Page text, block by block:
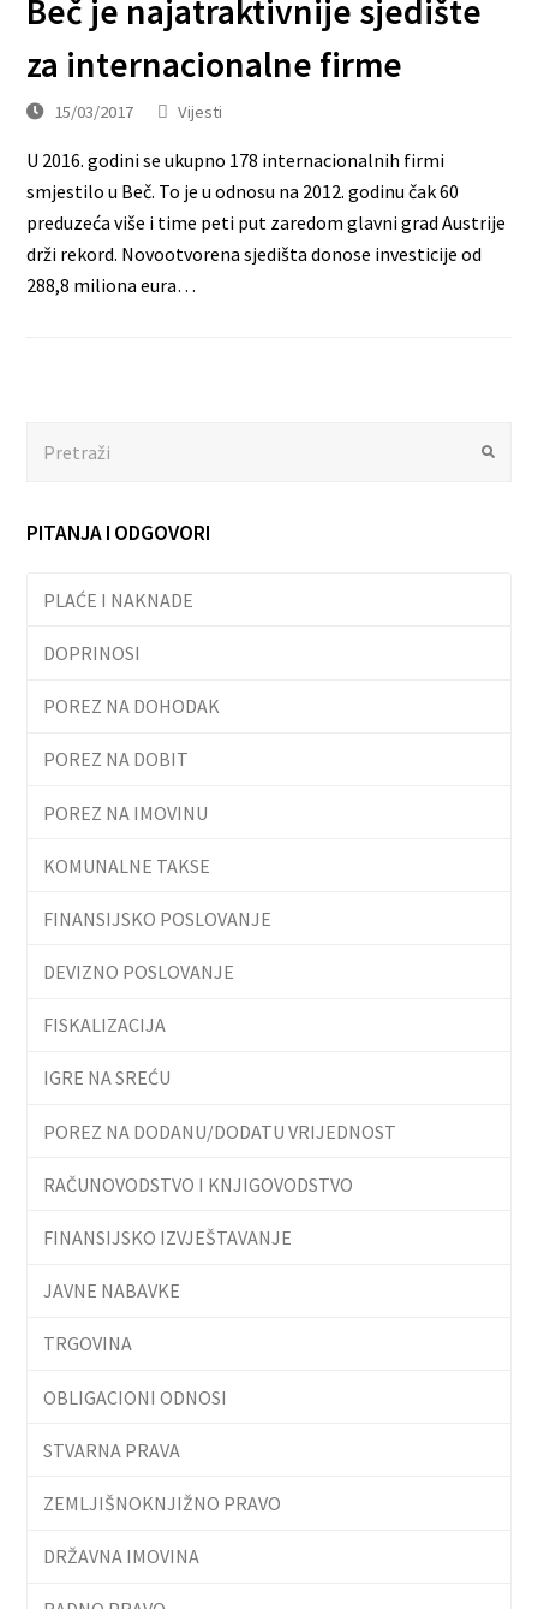
Beč je najatraktivnije sjedište
za internacionalne firme
15/03/2017 Vijesti
U 2016. godini se ukupno 178 internacionalnih firmi
smjestilo u Beč. To je u odnosu na 2012. godinu čak 60
preduzeća više i time peti put zaredom glavni grad Austrije
drži rekord. Novootvorena sjedišta donose investicije od
288,8 miliona eura…
Submit
PITANJA I ODGOVORI
PLAĆE I NAKNADE
DOPRINOSI
POREZ NA DOHODAK
POREZ NA DOBIT
POREZ NA IMOVINU
KOMUNALNE TAKSE
FINANSIJSKO POSLOVANJE
DEVIZNO POSLOVANJE
FISKALIZACIJA
IGRE NA SREĆU
POREZ NA DODANU/DODATU VRIJEDNOST
RAČUNOVODSTVO I KNJIGOVODSTVO
FINANSIJSKO IZVJEŠTAVANJE
JAVNE NABAVKE
TRGOVINA
OBLIGACIONI ODNOSI
STVARNA PRAVA
ZEMLJIŠNOKNJIŽNO PRAVO
DRŽAVNA IMOVINA